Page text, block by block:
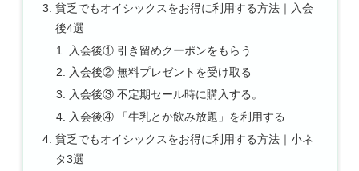
貧乏でもオイシックスをお得に利用する方法｜入会
後4選
入会後① 引き留めクーポンをもらう
入会後② 無料プレゼントを受け取る
入会後③ 不定期セール時に購入する。
入会後④ 「牛乳とか飲み放題」を利用する
貧乏でもオイシックスをお得に利用する方法｜小ネ
タ3選